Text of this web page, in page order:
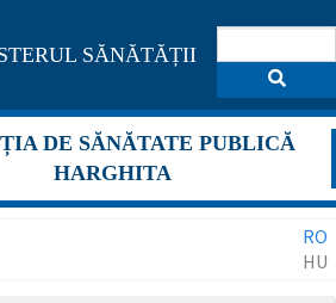
SĂNĂTĂȚII
DE SĂNĂTATE PUBLICĂ
HARGHITA
RO
HU